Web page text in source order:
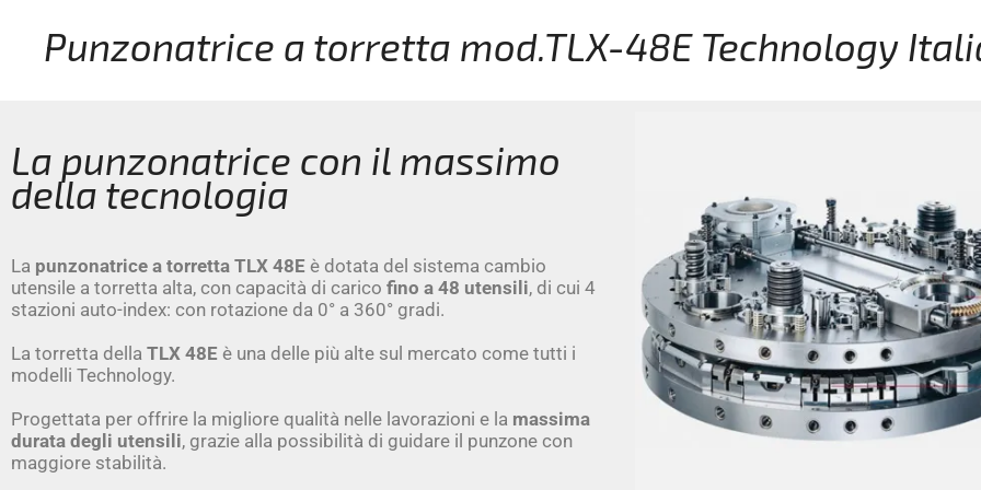
Punzonatrice a torretta mod.TLX-48E Technology
La punzonatrice con il massimo
della tecnologia
La punzonatrice a torretta TLX 48E è dotata del sistema cambio
utensile a torretta alta, con capacità di carico fino a 48 utensili, di cui 4
stazioni auto-index: con rotazione da 0° a 360° gradi.
La torretta della TLX 48E è una delle più alte sul mercato come tutti i
modelli Technology.
Progettata per offrire la migliore qualità nelle lavorazioni e la massima
durata degli utensili, grazie alla possibilità di guidare il punzone con
maggiore stabilità.